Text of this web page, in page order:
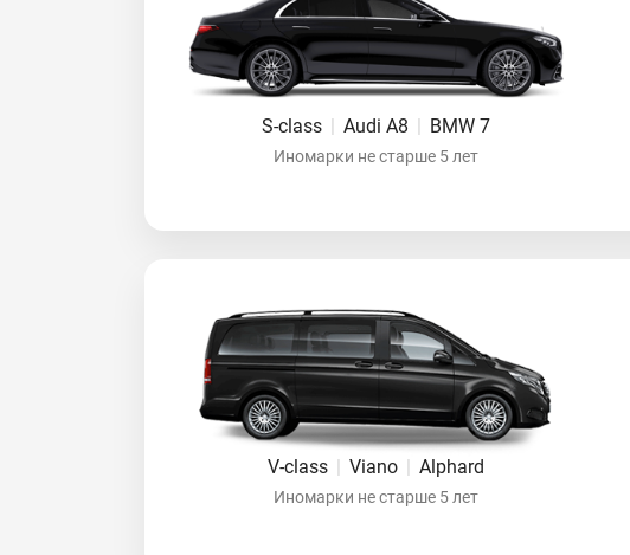
S-class | Audi A8 | BMW 7
Иномарки не старше 5 лет
V-class | Viano | Alphard
Иномарки не старше 5 лет